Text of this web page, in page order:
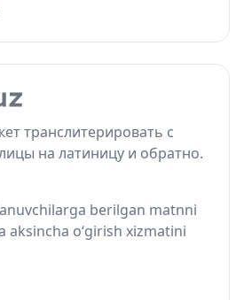
транслитерировать с
на латиницу и обратно.
berilgan matnni
aksincha o‘girish xizmatini